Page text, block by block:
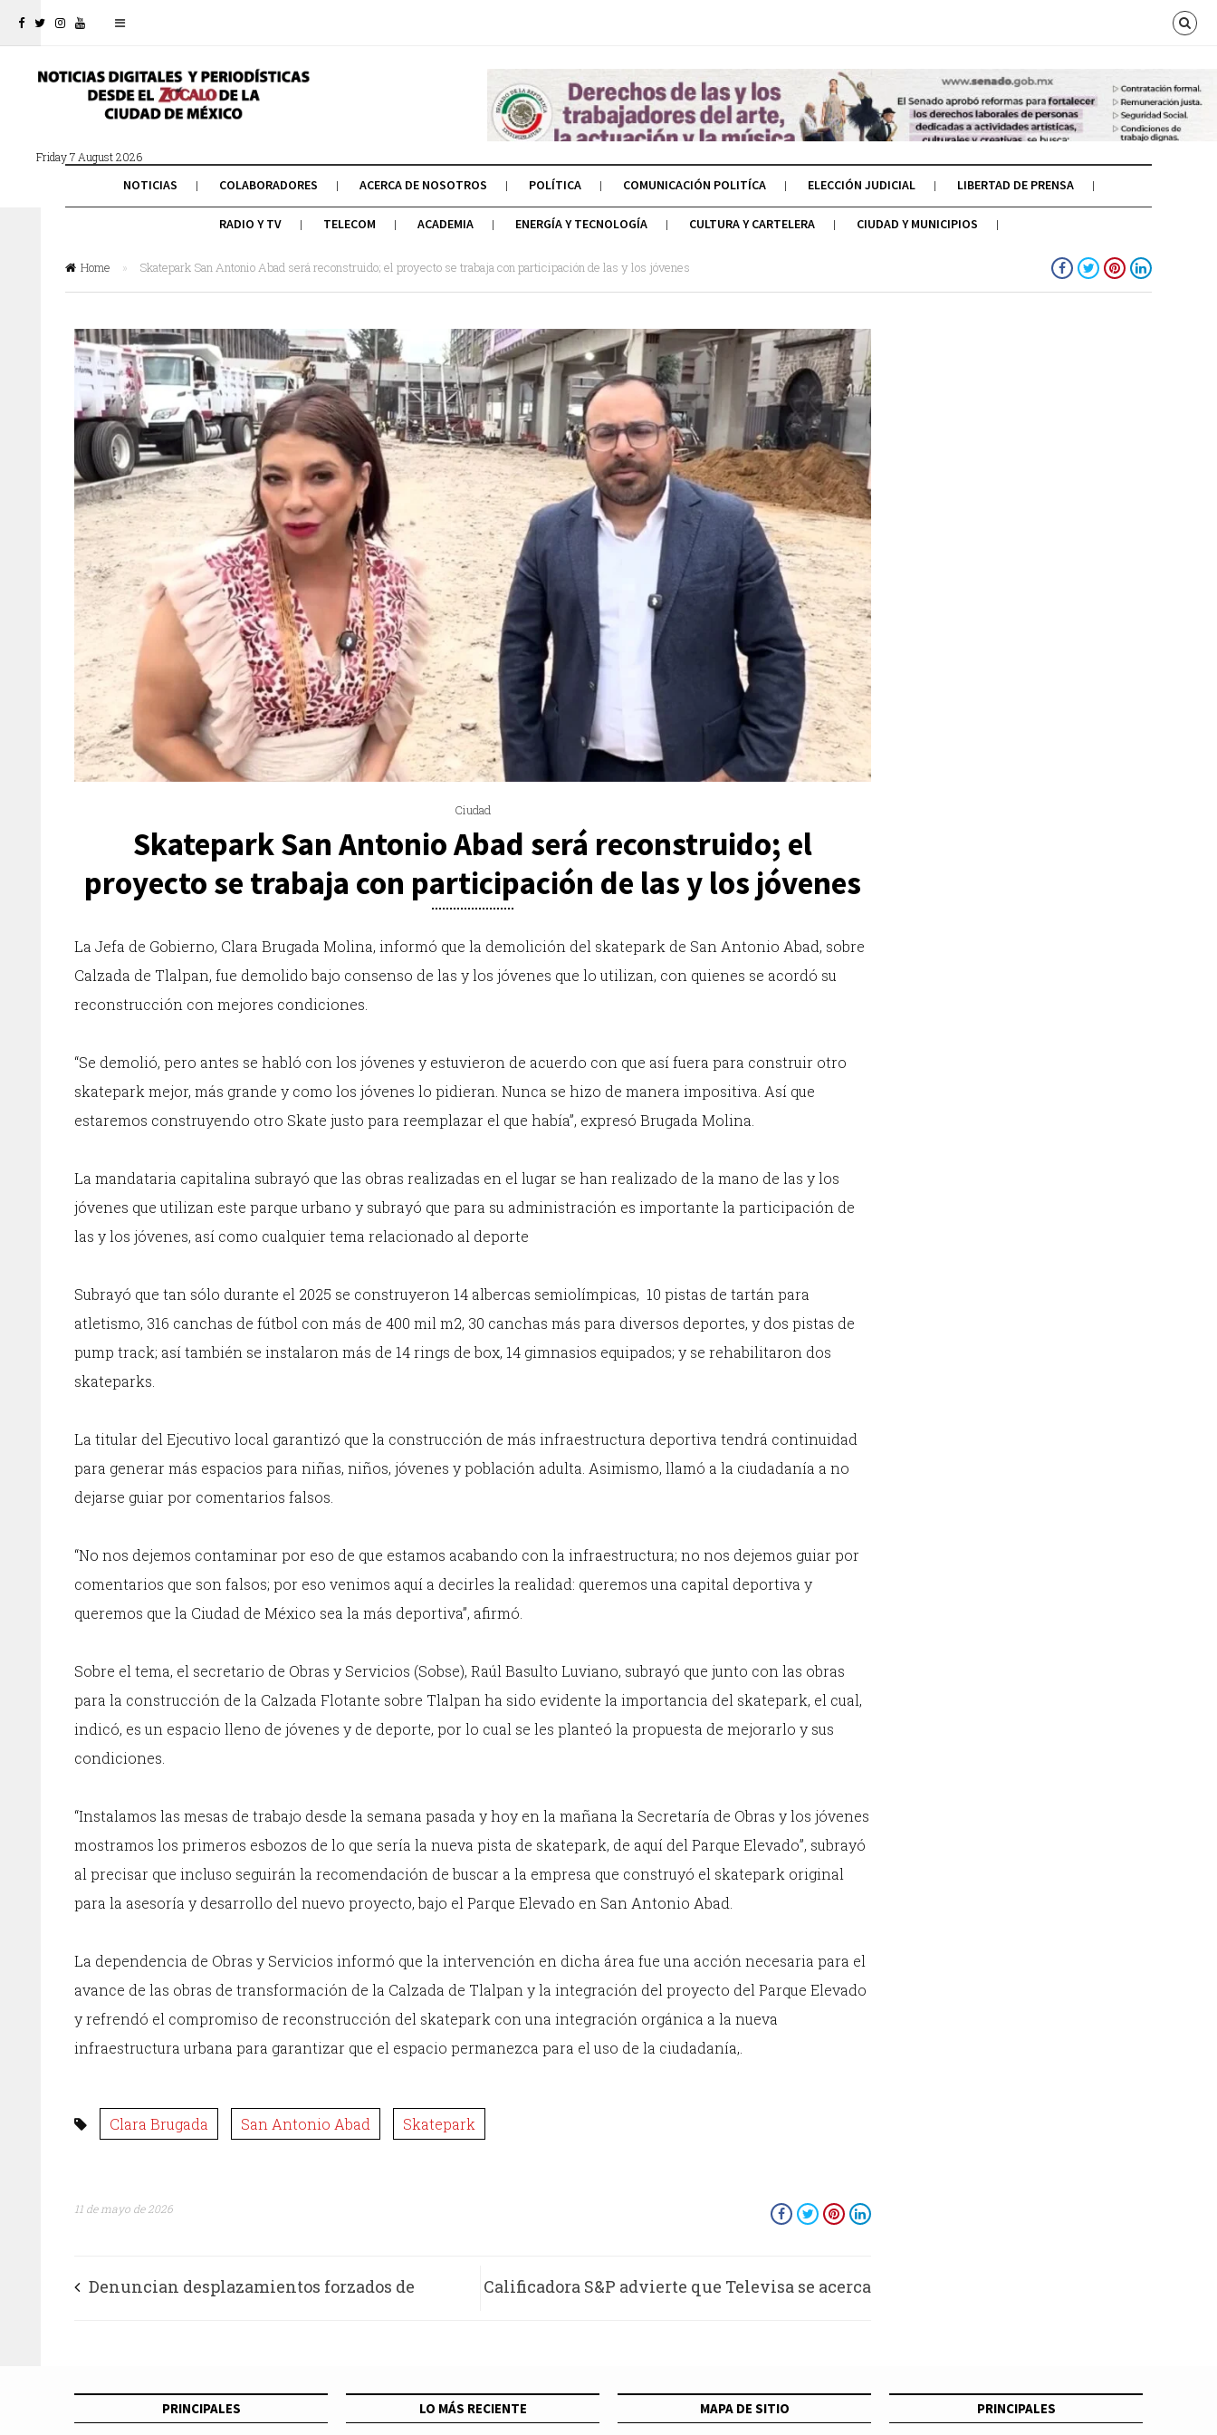
Friday 7 August 2026
NOTICIAS COLABORADORES ACERCA DE NOSOTROS POLÍTICA COMUNICACIÓN POLITÍCA ELECCIÓN JUDICIAL LIBERTAD DE PRENSA
RADIO Y TV TELECOM ACADEMIA ENERGÍA Y TECNOLOGÍA CULTURA Y CARTELERA CIUDAD Y MUNICIPIOS
Home » Skatepark San Antonio Abad será reconstruido; el proyecto se trabaja con participación de las y los jóvenes
Ciudad
Skatepark San Antonio Abad será reconstruido; el
proyecto se trabaja con participación de las y los jóvenes
La Jefa de Gobierno, Clara Brugada Molina, informó que la demolición del skatepark de San Antonio Abad, sobre
Calzada de Tlalpan, fue demolido bajo consenso de las y los jóvenes que lo utilizan, con quienes se acordó su
reconstrucción con mejores condiciones.
“Se demolió, pero antes se habló con los jóvenes y estuvieron de acuerdo con que así fuera para construir otro
skatepark mejor, más grande y como los jóvenes lo pidieran. Nunca se hizo de manera impositiva. Así que
estaremos construyendo otro Skate justo para reemplazar el que había”, expresó Brugada Molina.
La mandataria capitalina subrayó que las obras realizadas en el lugar se han realizado de la mano de las y los
jóvenes que utilizan este parque urbano y subrayó que para su administración es importante la participación de
las y los jóvenes, así como cualquier tema relacionado al deporte
Subrayó que tan sólo durante el 2025 se construyeron 14 albercas semiolímpicas, 10 pistas de tartán para
atletismo, 316 canchas de fútbol con más de 400 mil m2, 30 canchas más para diversos deportes, y dos pistas de
pump track; así también se instalaron más de 14 rings de box, 14 gimnasios equipados; y se rehabilitaron dos
skateparks.
La titular del Ejecutivo local garantizó que la construcción de más infraestructura deportiva tendrá continuidad
para generar más espacios para niñas, niños, jóvenes y población adulta. Asimismo, llamó a la ciudadanía a no
dejarse guiar por comentarios falsos.
“No nos dejemos contaminar por eso de que estamos acabando con la infraestructura; no nos dejemos guiar por
comentarios que son falsos; por eso venimos aquí a decirles la realidad: queremos una capital deportiva y
queremos que la Ciudad de México sea la más deportiva”, afirmó.
Sobre el tema, el secretario de Obras y Servicios (Sobse), Raúl Basulto Luviano, subrayó que junto con las obras
para la construcción de la Calzada Flotante sobre Tlalpan ha sido evidente la importancia del skatepark, el cual,
indicó, es un espacio lleno de jóvenes y de deporte, por lo cual se les planteó la propuesta de mejorarlo y sus
condiciones.
“Instalamos las mesas de trabajo desde la semana pasada y hoy en la mañana la Secretaría de Obras y los jóvenes
mostramos los primeros esbozos de lo que sería la nueva pista de skatepark, de aquí del Parque Elevado”, subrayó
al precisar que incluso seguirán la recomendación de buscar a la empresa que construyó el skatepark original
para la asesoría y desarrollo del nuevo proyecto, bajo el Parque Elevado en San Antonio Abad.
La dependencia de Obras y Servicios informó que la intervención en dicha área fue una acción necesaria para el
avance de las obras de transformación de la Calzada de Tlalpan y la integración del proyecto del Parque Elevado
y refrendó el compromiso de reconstrucción del skatepark con una integración orgánica a la nueva
infraestructura urbana para garantizar que el espacio permanezca para el uso de la ciudadanía,.
Clara Brugada San Antonio Abad Skatepark
11 de mayo de 2026
Denuncian desplazamientos forzados de
Popular de Guerrero
Calificadora S&P advierte que Televisa se acerca
PRINCIPALES LO MÁS RECIENTE MAPA DE SITIO PRINCIPALES